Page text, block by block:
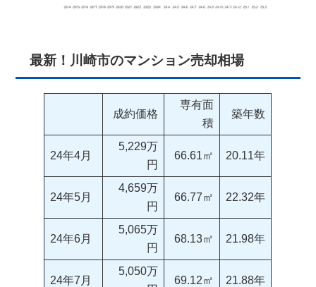
最新！川崎市のマンション売却相場
成約価格
専有面
積
築年数
24年4月
5,229万
円
66.61㎡ 20.11年
24年5月
4,659万
円
66.77㎡ 22.32年
24年6月
5,065万
円
68.13㎡ 21.98年
24年7月
5,050万
69.12㎡ 21.88年